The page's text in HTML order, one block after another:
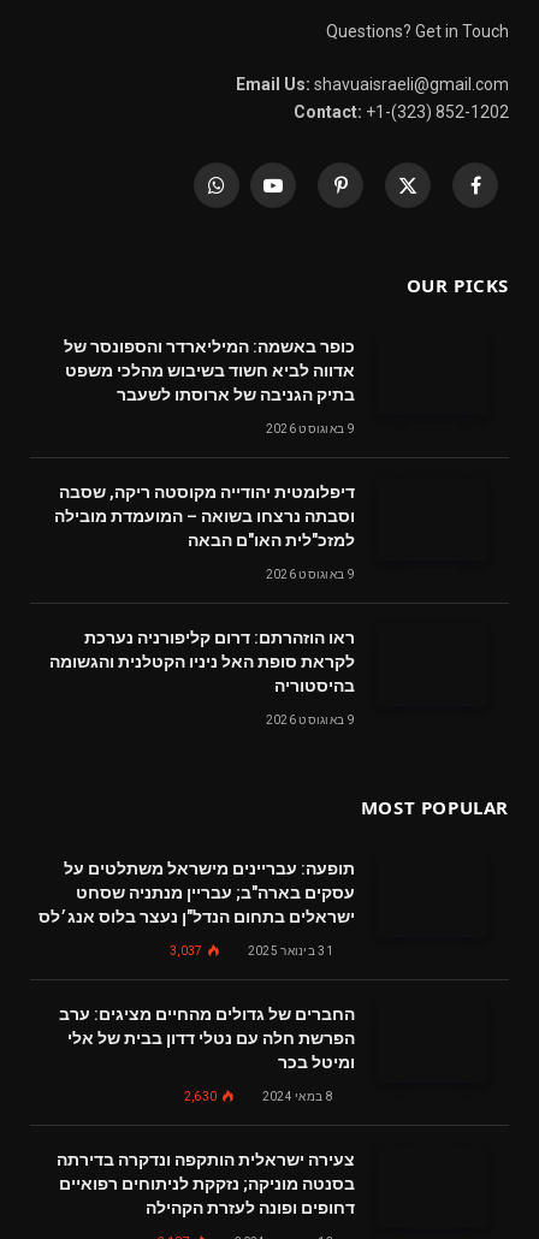
Questions? Get in Touch
Email Us: shavuaisraeli@gmail.com
Contact: +1-(323) 852-1202
Facebook
X
Pinterest
YouTube
WhatsApp
OUR PICKS
כופר באשמה: המיליארדר והספונסר של
אדווה לביא חשוד בשיבוש מהלכי משפט
בתיק הגניבה של ארוסתו לשעבר
9 באוגוסט 2026
דיפלומטית יהודייה מקוסטה ריקה, שסבה
וסבתה נרצחו בשואה – המועמדת מובילה
למזכ"לית האו"ם הבאה
9 באוגוסט 2026
ראו הוזהרתם: דרום קליפורניה נערכת
לקראת סופת האל ניניו הקטלנית והגשומה
בהיסטוריה
9 באוגוסט 2026
MOST POPULAR
תופעה: עבריינים מישראל משתלטים על
עסקים בארה"ב; עבריין מנתניה שסחט
ישראלים בתחום הנדל"ן נעצר בלוס אנג׳לס
31 בינואר 2025 3,037
החברים של גדולים מהחיים מציגים: ערב
הפרשת חלה עם נטלי דדון בבית של אלי
ומיטל בכר
8 במאי 2024 2,630
צעירה ישראלית הותקפה ונדקרה בדירתה
בסנטה מוניקה; נזקקת לניתוחים רפואיים
דחופים ופונה לעזרת הקהילה